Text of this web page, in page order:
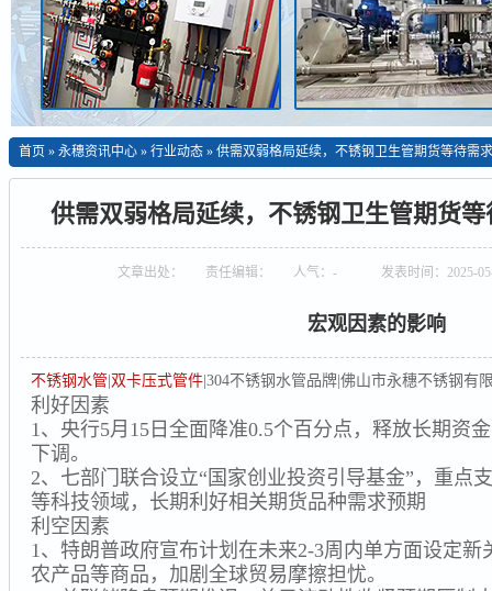
首页 »永穗资讯中心 »行业动态 »供需双弱格局延续，不锈钢卫生管期货等待需
供需双弱格局延续，不锈钢卫生管期货
文章出处： 责任编辑： 人气：- 发表时间：2025-
宏观因素的影响
不锈钢水管 双卡压式管件 |304不锈钢水管品牌|佛山市永穗不锈钢有
利好因素
1、央行5月15日全面降准0.5个百分点，释放长期资
下调。
2、七部门联合设立“国家创业投资引导基金”，重点
等科技领域，长期利好相关期货品种需求预期
利空因素
1、特朗普政府宣布计划在未来2-3周内单方面设定
农产品等商品，加剧全球贸易摩擦担忧。